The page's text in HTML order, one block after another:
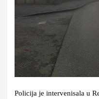
Policija je intervenisala u